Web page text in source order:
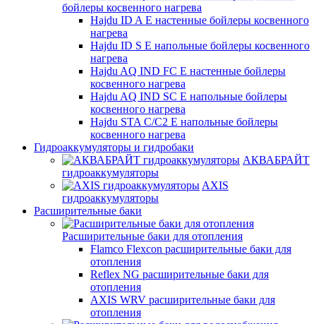
бойлеры косвенного нагрева
Hajdu ID A E настенные бойлеры косвенного
нагрева
Hajdu ID S E напольные бойлеры косвенного
нагрева
Hajdu AQ IND FC E настенные бойлеры
косвенного нагрева
Hajdu AQ IND SC E напольные бойлеры
косвенного нагрева
Hajdu STA C/C2 E напольные бойлеры
косвенного нагрева
Гидроаккумуляторы и гидробаки
АКВАБРАЙТ
гидроаккумуляторы
AXIS
гидроаккумуляторы
Расширительные баки
Расширительные баки для отопления
Flamco Flexcon расширительные баки для
отопления
Reflex NG расширительные баки для
отопления
AXIS WRV расширительные баки для
отопления